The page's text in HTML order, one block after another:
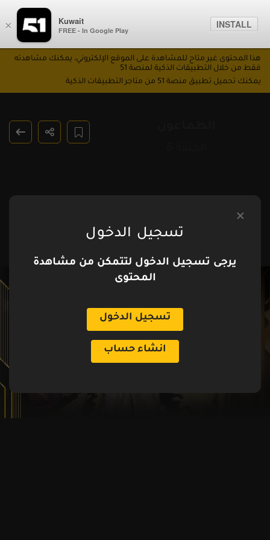
× Kuwait
FREE - In Google Play
INSTALL
هذا المحتوى غير متاح للمشاهدة على الموقع الإلكتروني، يمكنك مشاهدته
فقط من خلال التطبيقات الذكية لمنصة 51
يمكنك تحميل تطبيق منصة 51 من متاجر التطبيقات الذكية
تسجيل الدخول
يرجى تسجيل الدخول لتتمكن من مشاهدة
المحتوى
تسجيل الدخول
انشاء حساب